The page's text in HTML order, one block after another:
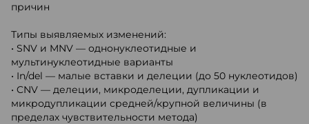
причин
Типы выявляемых изменений:
• SNV и MNV — однонуклеотидные и
мультинуклеотидные варианты
• In/del — малые вставки и делеции (до 50 нуклеотидов)
• CNV — делеции, микроделеции, дупликации и
микродупликации средней/крупной величины (в
пределах чувствительности метода)